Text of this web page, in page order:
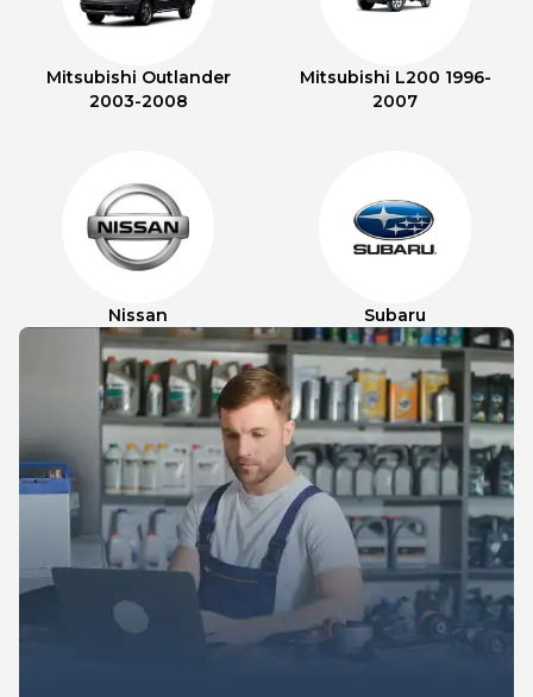
Mitsubishi Outlander
2003-2008
Mitsubishi L200 1996-
2007
Nissan Subaru